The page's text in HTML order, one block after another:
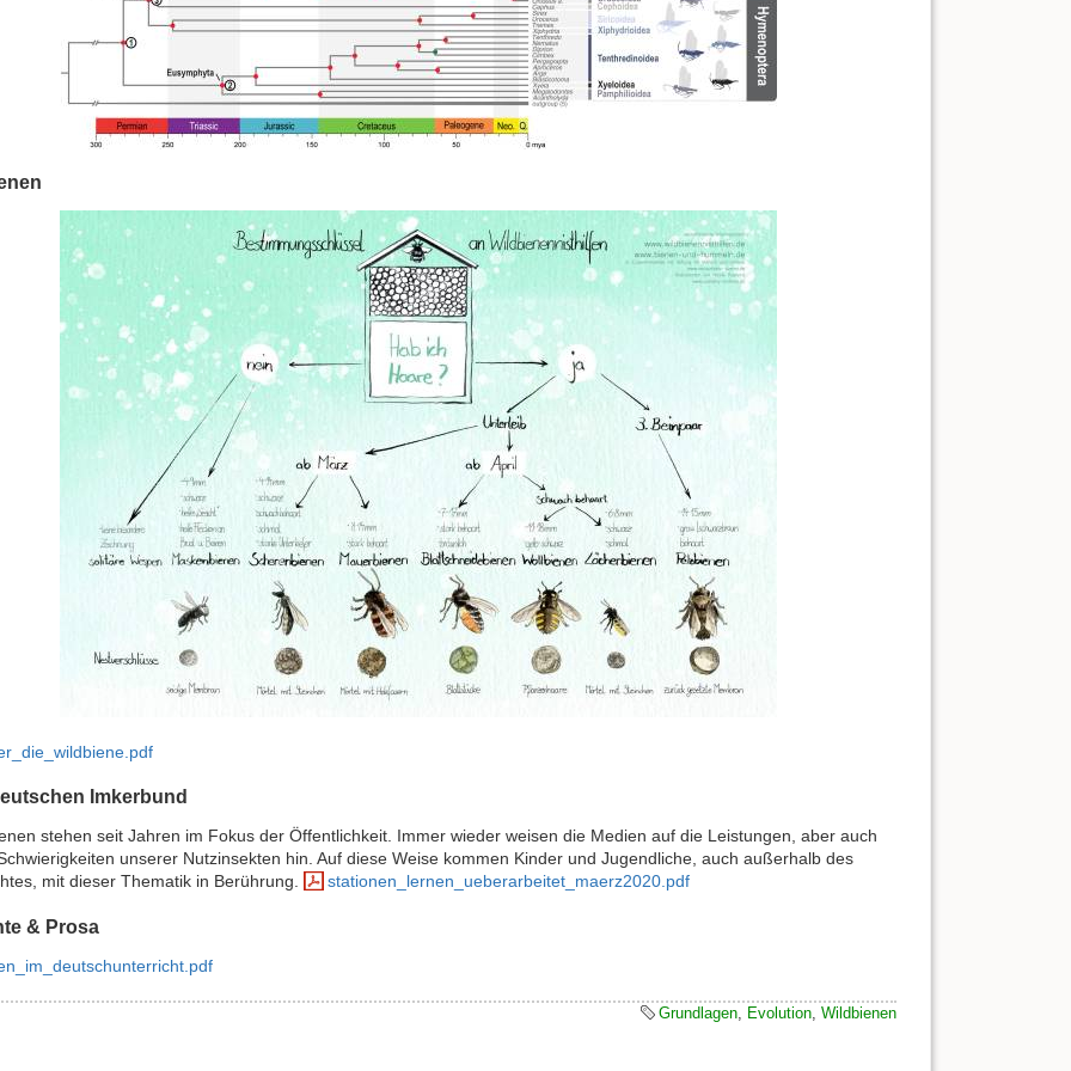
Imkerbund
stehen seit Jahren im Fokus der Öffentlichkeit. Immer wieder weisen die Medien auf die Leistungen, aber auch
unserer Nutzinsekten hin. Auf diese Weise kommen Kinder und Jugendliche, auch außerhalb des
mit dieser Thematik in Berührung.
stationen_lernen_ueberarbeitet_maerz2020.pdf
& Prosa
Grundlagen, Evolution, Wildbienen